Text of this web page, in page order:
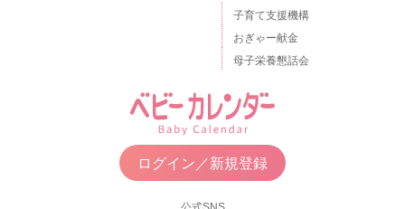
子育て支援機構
おぎゃー献金
母子栄養懇話会
ログイン／新規登録